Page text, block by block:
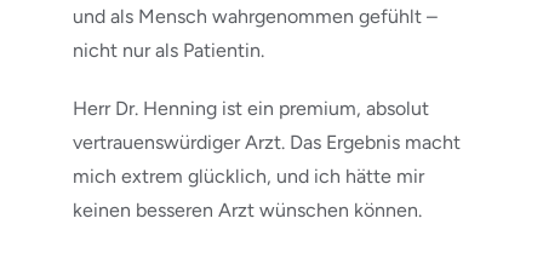
und als Mensch wahrgenommen gefühlt –
nicht nur als Patientin.
Herr Dr. Henning ist ein premium, absolut
vertrauenswürdiger Arzt. Das Ergebnis macht
mich extrem glücklich, und ich hätte mir
keinen besseren Arzt wünschen können.